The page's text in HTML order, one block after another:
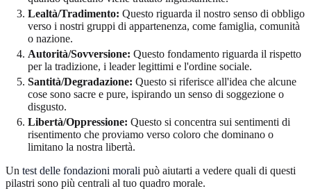
Lealtà/Tradimento: Questo riguarda il nostro senso di obbligo
verso i nostri gruppi di appartenenza, come famiglia, comunità
o nazione.
Autorità/Sovversione: Questo fondamento riguarda il rispetto
per la tradizione, i leader legittimi e l'ordine sociale.
Santità/Degradazione: Questo si riferisce all'idea che alcune
cose sono sacre e pure, ispirando un senso di soggezione o
disgusto.
Libertà/Oppressione: Questo si concentra sui sentimenti di
risentimento che proviamo verso coloro che dominano o
limitano la nostra libertà.
Un test delle fondazioni morali può aiutarti a vedere quali di questi
pilastri sono più centrali al tuo quadro morale.